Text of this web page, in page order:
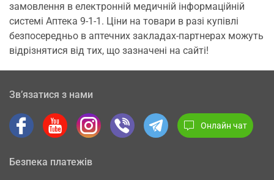
замовлення в електронній медичній інформаційній
системі Аптека 9-1-1. Ціни на товари в разі купівлі
безпосередньо в аптечних закладах-партнерах можуть
відрізнятися від тих, що зазначені на сайті!
Зв’язатися з нами
Онлайн чат
Безпека платежів